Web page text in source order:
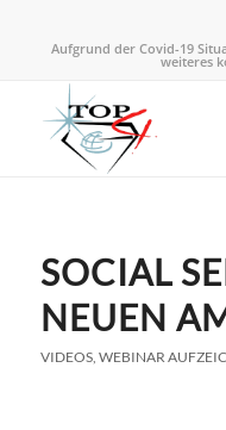
Aufgrund der Covid-19
weiteres
SOCIAL
NEUEN
VIDEOS, WEBINAR